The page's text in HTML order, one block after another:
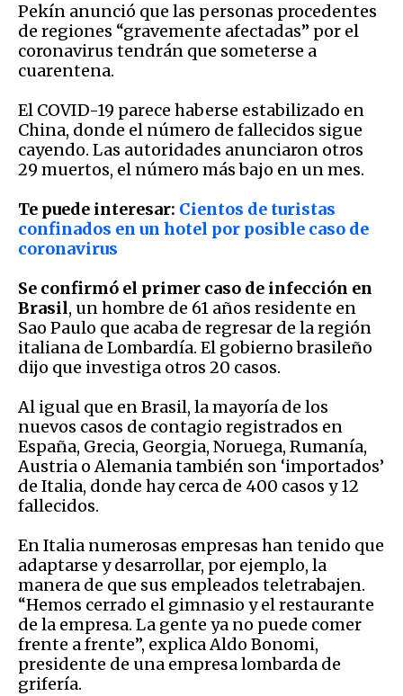
Pekín anunció que las personas procedentes
de regiones “gravemente afectadas” por el
coronavirus tendrán que someterse a
cuarentena.
El COVID-19 parece haberse estabilizado en
China, donde el número de fallecidos sigue
cayendo. Las autoridades anunciaron otros
29 muertos, el número más bajo en un mes.
Te puede interesar: Cientos de turistas
confinados en un hotel por posible caso de
coronavirus
Se confirmó el primer caso de infección en
Brasil, un hombre de 61 años residente en
Sao Paulo que acaba de regresar de la región
italiana de Lombardía. El gobierno brasileño
dijo que investiga otros 20 casos.
Al igual que en Brasil, la mayoría de los
nuevos casos de contagio registrados en
España, Grecia, Georgia, Noruega, Rumanía,
Austria o Alemania también son ‘importados’
de Italia, donde hay cerca de 400 casos y 12
fallecidos.
En Italia numerosas empresas han tenido que
adaptarse y desarrollar, por ejemplo, la
manera de que sus empleados teletrabajen.
“Hemos cerrado el gimnasio y el restaurante
de la empresa. La gente ya no puede comer
frente a frente”, explica Aldo Bonomi,
presidente de una empresa lombarda de
grifería.